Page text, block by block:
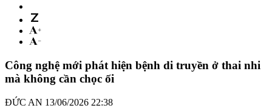
Công nghệ mới phát hiện bệnh di truyền ở thai nhi
mà không cần chọc ối
ĐỨC AN 13/06/2026 22:38